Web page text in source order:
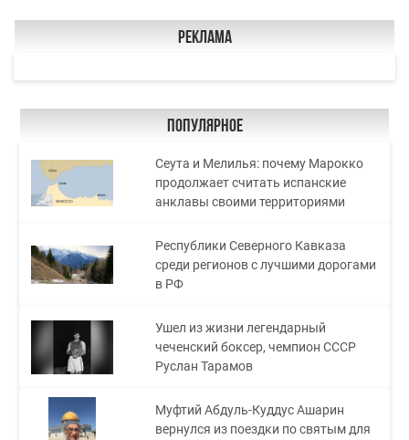
Реклама
Популярное
Сеута и Мелилья: почему Марокко
продолжает считать испанские
анклавы своими территориями
Республики Северного Кавказа
среди регионов с лучшими дорогами
в РФ
Ушел из жизни легендарный
чеченский боксер, чемпион СССР
Руслан Тарамов
Муфтий Абдуль-Куддус Ашарин
вернулся из поездки по святым для